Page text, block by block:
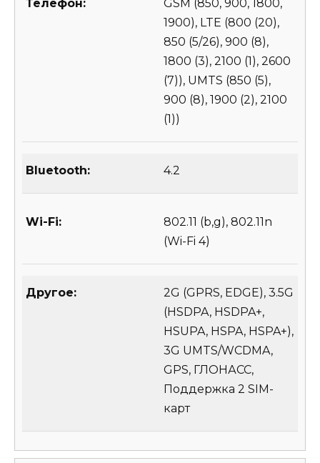
Телефон:
GSM (850, 900, 1800,
1900), LTE (800 (20),
850 (5/26), 900 (8),
1800 (3), 2100 (1), 2600
(7)), UMTS (850 (5),
900 (8), 1900 (2), 2100
(1))
Bluetooth: 4.2
Wi-Fi:
802.11 (b,g), 802.11n
(Wi-Fi 4)
Другое:
2G (GPRS, EDGE), 3.5G
(HSDPA, HSDPA+,
HSUPA, HSPA, HSPA+),
3G UMTS/WCDMA,
GPS, ГЛОНАСС,
Поддержка 2 SIM-
карт